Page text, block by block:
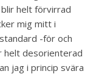
helt förvirrad
mig mitt i
-för och
helt desorienterad
jag i princip svära